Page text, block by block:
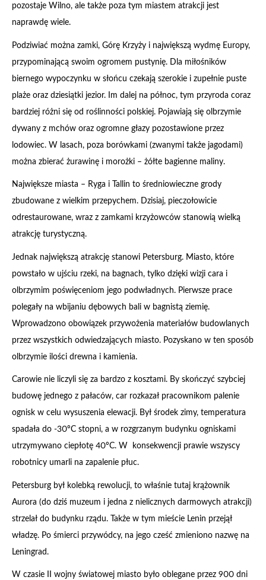
pozostaje Wilno, ale także poza tym miastem atrakcji jest
naprawdę wiele.
Podziwiać można zamki, Górę Krzyży i największą wydmę Europy,
przypominającą swoim ogromem pustynię. Dla miłośników
biernego wypoczynku w słońcu czekają szerokie i zupełnie puste
plaże oraz dziesiątki jezior. Im dalej na północ, tym przyroda coraz
bardziej różni się od roślinności polskiej. Pojawiają się olbrzymie
dywany z mchów oraz ogromne głazy pozostawione przez
lodowiec. W lasach, poza borówkami (zwanymi także jagodami)
można zbierać żurawinę i morożki – żółte bagienne maliny.
Największe miasta – Ryga i Tallin to średniowieczne grody
zbudowane z wielkim przepychem. Dzisiaj, pieczołowicie
odrestaurowane, wraz z zamkami krzyżowców stanowią wielką
atrakcję turystyczną.
Jednak największą atrakcję stanowi Petersburg. Miasto, które
powstało w ujściu rzeki, na bagnach, tylko dzięki wizji cara i
olbrzymim poświęceniom jego podwładnych. Pierwsze prace
polegały na wbijaniu dębowych bali w bagnistą ziemię.
Wprowadzono obowiązek przywożenia materiałów budowlanych
przez wszystkich odwiedzających miasto. Pozyskano w ten sposób
olbrzymie ilości drewna i kamienia.
Carowie nie liczyli się za bardzo z kosztami. By skończyć szybciej
budowę jednego z pałaców, car rozkazał pracownikom palenie
ognisk w celu wysuszenia elewacji. Był środek zimy, temperatura
spadała do -30ºC stopni, a w rozgrzanym budynku ogniskami
utrzymywano ciepłotę 40ºC. W konsekwencji prawie wszyscy
robotnicy umarli na zapalenie płuc.
Petersburg był kolebką rewolucji, to właśnie tutaj krążownik
Aurora (do dziś muzeum i jedna z nielicznych darmowych atrakcji)
strzelał do budynku rządu. Także w tym mieście Lenin przejął
władzę. Po śmierci przywódcy, na jego cześć zmieniono nazwę na
Leningrad.
W czasie II wojny światowej miasto było oblegane przez 900 dni